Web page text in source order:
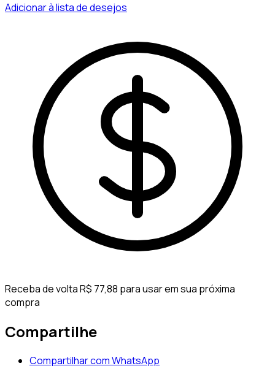
Adicionar à lista de desejos
Receba de volta R$ 77,88 para usar em sua próxima
compra
Compartilhe
Compartilhar com WhatsApp